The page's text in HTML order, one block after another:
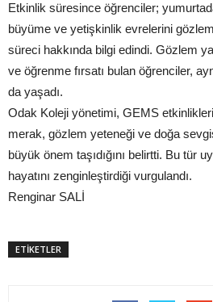
Etkinlik süresince öğrenciler;
büyüme ve yetişkinlik evrelerini
süreci hakkında bilgi edindi. Gözlem
ve öğrenme fırsatı bulan öğrenciler,
da yaşadı.
Odak Koleji yönetimi, GEMS
merak, gözlem yeteneği ve doğa
büyük önem taşıdığını belirtti. Bu tür
hayatını zenginleştirdiği vurgulandı.
Renginar SALİ
ETİKETLER